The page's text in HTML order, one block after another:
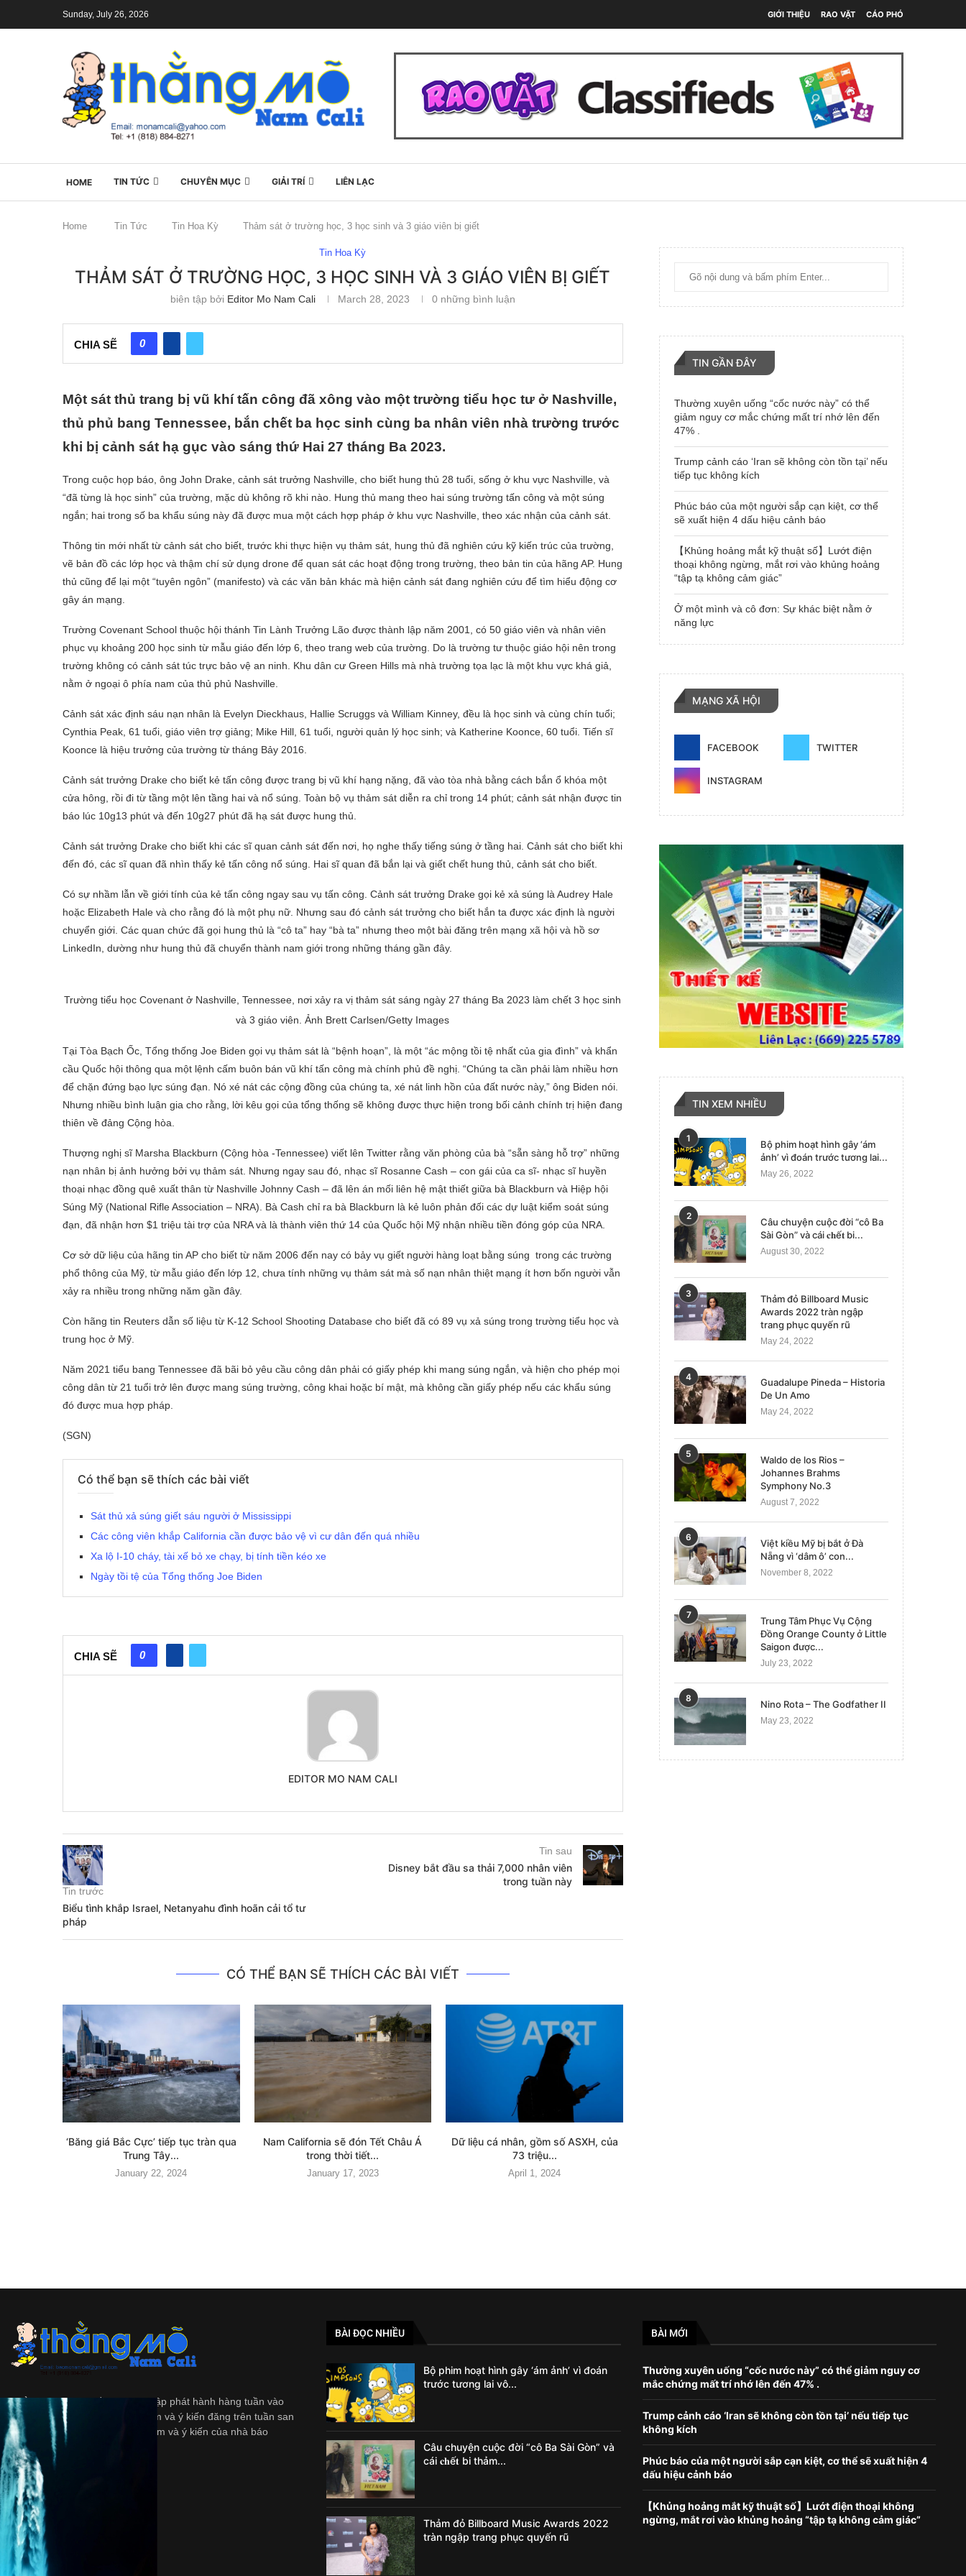
Sunday, July 26, 2026 GIỚI THIỆU RAO VẶT CÁO PHÓ
HOME TIN TỨC CHUYÊN MỤC GIẢI TRÍ LIÊN LẠC
Home Tin Tức Tin Hoa Kỳ Thảm sát ở trường học, 3 học sinh và 3 giáo viên bị giết
Tin Hoa Kỳ
THẢM SÁT Ở TRƯỜNG HỌC, 3 HỌC SINH VÀ 3 GIÁO VIÊN BỊ GIẾT
biên tập bởi Editor Mo Nam Cali March 28, 2023 0 những bình luận
CHIA SẼ 0
Một sát thủ trang bị vũ khí tấn công đã xông vào một trường tiểu học tư ở Nashville,
thủ phủ bang Tennessee, bắn chết ba học sinh cùng ba nhân viên nhà trường trước
khi bị cảnh sát hạ gục vào sáng thứ Hai 27 tháng Ba 2023.
Trong cuộc họp báo, ông John Drake, cảnh sát trưởng Nashville, cho biết hung thủ 28 tuổi, sống ở khu vực Nashville, và
“đã từng là học sinh” của trường, mặc dù không rõ khi nào. Hung thủ mang theo hai súng trường tấn công và một súng
ngắn; hai trong số ba khẩu súng này đã được mua một cách hợp pháp ở khu vực Nashville, theo xác nhận của cảnh sát.
Thông tin mới nhất từ cảnh sát cho biết, trước khi thực hiện vụ thảm sát, hung thủ đã nghiên cứu kỹ kiến trúc của trường,
vẽ bản đồ các lớp học và thậm chí sử dụng drone để quan sát các hoạt động trong trường, theo bản tin của hãng AP. Hung
thủ cũng để lại một “tuyên ngôn” (manifesto) và các văn bản khác mà hiện cảnh sát đang nghiên cứu để tìm hiểu động cơ
gây án mạng.
Trường Covenant School thuộc hội thánh Tin Lành Trưởng Lão được thành lập năm 2001, có 50 giáo viên và nhân viên
phục vụ khoảng 200 học sinh từ mẫu giáo đến lớp 6, theo trang web của trường. Do là trường tư thuộc giáo hội nên trong
trường không có cảnh sát túc trực bảo vệ an ninh. Khu dân cư Green Hills mà nhà trường tọa lạc là một khu vực khá giả,
nằm ở ngoại ô phía nam của thủ phủ Nashville.
Cảnh sát xác định sáu nạn nhân là Evelyn Dieckhaus, Hallie Scruggs và William Kinney, đều là học sinh và cùng chín tuổi;
Cynthia Peak, 61 tuổi, giáo viên trợ giảng; Mike Hill, 61 tuổi, người quản lý học sinh; và Katherine Koonce, 60 tuổi. Tiến sĩ
Koonce là hiệu trưởng của trường từ tháng Bảy 2016.
Cảnh sát trưởng Drake cho biết kẻ tấn công được trang bị vũ khí hạng nặng, đã vào tòa nhà bằng cách bắn ổ khóa một
cửa hông, rồi đi từ tầng một lên tầng hai và nổ súng. Toàn bộ vụ thảm sát diễn ra chỉ trong 14 phút; cảnh sát nhận được tin
báo lúc 10g13 phút và đến 10g27 phút đã hạ sát được hung thủ.
Cảnh sát trưởng Drake cho biết khi các sĩ quan cảnh sát đến nơi, họ nghe thấy tiếng súng ở tầng hai. Cảnh sát cho biết khi
đến đó, các sĩ quan đã nhìn thấy kẻ tấn công nổ súng. Hai sĩ quan đã bắn lại và giết chết hung thủ, cảnh sát cho biết.
Có sự nhầm lẫn về giới tính của kẻ tấn công ngay sau vụ tấn công. Cảnh sát trưởng Drake gọi kẻ xả súng là Audrey Hale
hoặc Elizabeth Hale và cho rằng đó là một phụ nữ. Nhưng sau đó cảnh sát trưởng cho biết hắn ta được xác định là người
chuyển giới. Các quan chức đã gọi hung thủ là “cô ta” hay “bà ta” nhưng theo một bài đăng trên mạng xã hội và hồ sơ
LinkedIn, dường như hung thủ đã chuyển thành nam giới trong những tháng gần đây.
Trường tiểu học Covenant ở Nashville, Tennessee, nơi xảy ra vị thảm sát sáng ngày 27 tháng Ba 2023 làm chết 3 học sinh
và 3 giáo viên. Ảnh Brett Carlsen/Getty Images
Tại Tòa Bạch Ốc, Tổng thống Joe Biden gọi vụ thảm sát là “bệnh hoạn”, là một “ác mộng tồi tệ nhất của gia đình” và khẩn
cầu Quốc hội thông qua một lệnh cấm buôn bán vũ khí tấn công mà chính phủ đề nghị. “Chúng ta cần phải làm nhiều hơn
để chặn đứng bạo lực súng đạn. Nó xé nát các cộng đồng của chúng ta, xé nát linh hồn của đất nước này,” ông Biden nói.
Nhưng nhiều bình luận gia cho rằng, lời kêu gọi của tổng thống sẽ không được thực hiện trong bối cảnh chính trị hiện đang
thiên về đảng Cộng hòa.
Thượng nghị sĩ Marsha Blackburn (Cộng hòa -Tennessee) viết lên Twitter rằng văn phòng của bà “sẵn sàng hỗ trợ” những
nạn nhân bị ảnh hưởng bởi vụ thảm sát. Nhưng ngay sau đó, nhạc sĩ Rosanne Cash – con gái của ca sĩ- nhạc sĩ huyền
thoại nhạc đồng quê xuất thân từ Nashville Johnny Cash – đã lên án mối liên hệ mật thiết giữa bà Blackburn và Hiệp hội
Súng Mỹ (National Rifle Association – NRA). Bà Cash chỉ ra bà Blackburn là kẻ luôn phản đối các dự luật kiểm soát súng
đạn, đã nhận hơn $1 triệu tài trợ của NRA và là thành viên thứ 14 của Quốc hội Mỹ nhận nhiều tiền đóng góp của NRA.
Cơ sở dữ liệu của hãng tin AP cho biết từ năm 2006 đến nay có bảy vụ giết người hàng loạt bằng súng trong các trường
phổ thông của Mỹ, từ mẫu giáo đến lớp 12, chưa tính những vụ thảm sát mà số nạn nhân thiệt mạng ít hơn bốn người vẫn
xảy ra nhiều trong những năm gần đây.
Còn hãng tin Reuters dẫn số liệu từ K-12 School Shooting Database cho biết đã có 89 vụ xả súng trong trường tiểu học và
trung học ở Mỹ.
Năm 2021 tiểu bang Tennessee đã bãi bỏ yêu cầu công dân phải có giấy phép khi mang súng ngắn, và hiện cho phép mọi
công dân từ 21 tuổi trở lên được mang súng trường, công khai hoặc bí mật, mà không cần giấy phép nếu các khẩu súng
đó được mua hợp pháp.
(SGN)
Có thể bạn sẽ thích các bài viết
Sát thủ xả súng giết sáu người ở Mississippi
Các công viên khắp California cần được bảo vệ vì cư dân đến quá nhiều
Xa lộ I-10 cháy, tài xế bỏ xe chạy, bị tính tiền kéo xe
Ngày tồi tệ của Tổng thống Joe Biden
CHIA SẼ 0
EDITOR MO NAM CALI
Tin trước
Biểu tình khắp Israel, Netanyahu đình hoãn cải tổ tư
pháp
Tin sau
Disney bắt đầu sa thải 7,000 nhân viên
trong tuần này
CÓ THỂ BẠN SẼ THÍCH CÁC BÀI VIẾT
‘Băng giá Bắc Cực’ tiếp tục tràn qua
Trung Tây...
January 22, 2024
Nam California sẽ đón Tết Châu Á
trong thời tiết...
January 17, 2023
Dữ liệu cá nhân, gồm số ASXH, của
73 triệu...
April 1, 2024
TIN GẦN ĐÂY
Thường xuyên uống “cốc nước này” có thể
giảm nguy cơ mắc chứng mất trí nhớ lên đến
47% .
Trump cảnh cáo ‘Iran sẽ không còn tồn tại’ nếu
tiếp tục không kích
Phúc báo của một người sắp cạn kiệt, cơ thể
sẽ xuất hiện 4 dấu hiệu cảnh báo
【Khủng hoảng mắt kỹ thuật số】Lướt điện
thoại không ngừng, mắt rơi vào khủng hoảng
“tập tạ không cảm giác”
Ở một mình và cô đơn: Sự khác biệt nằm ở
năng lực
MẠNG XÃ HỘI
FACEBOOK TWITTER
INSTAGRAM
TIN XEM NHIỀU
1
Bộ phim hoạt hình gây ‘ám
ảnh’ vì đoán trước tương lai...
May 26, 2022
2
Câu chuyện cuộc đời “cô Ba
Sài Gòn” và cái 𝐜𝐡ế𝐭 bi...
August 30, 2022
3
Thảm đỏ Billboard Music
Awards 2022 tràn ngập
trang phục quyến rũ
May 24, 2022
4
Guadalupe Pineda – Historia
De Un Amo
May 24, 2022
5
Waldo de los Rios –
Johannes Brahms
Symphony No.3
August 7, 2022
6
Việt kiều Mỹ bị bắt ở Đà
Nẵng vì ‘dâm ô’ con...
November 8, 2022
7
Trung Tâm Phục Vụ Cộng
Đồng Orange County ở Little
Saigon được...
July 23, 2022
8
Nino Rota – The Godfather II
May 23, 2022
Thằng Mõlà tập tuần san độc lập phát hành hàng tuần vào
ngày Thứ Bảy. Những quan diểm và ý kiến đăng trên tuần san
này không nhất thiết là quan diểm và ý kiến của nhà báo
và/hoặc là người bảo trợ.
BÀI ĐỌC NHIỀU
Bộ phim hoạt hình gây ‘ám ảnh’ vì đoán
trước tương lai vô...
Câu chuyện cuộc đời “cô Ba Sài Gòn” và
cái 𝐜𝐡ế𝐭 bi thảm...
Thảm đỏ Billboard Music Awards 2022
tràn ngập trang phục quyến rũ
BÀI MỚI
Thường xuyên uống “cốc nước này” có thể giảm nguy cơ
mắc chứng mất trí nhớ lên đến 47% .
Trump cảnh cáo ‘Iran sẽ không còn tồn tại’ nếu tiếp tục
không kích
Phúc báo của một người sắp cạn kiệt, cơ thể sẽ xuất hiện 4
dấu hiệu cảnh báo
【Khủng hoảng mắt kỹ thuật số】Lướt điện thoại không
ngừng, mắt rơi vào khủng hoảng “tập tạ không cảm giác”